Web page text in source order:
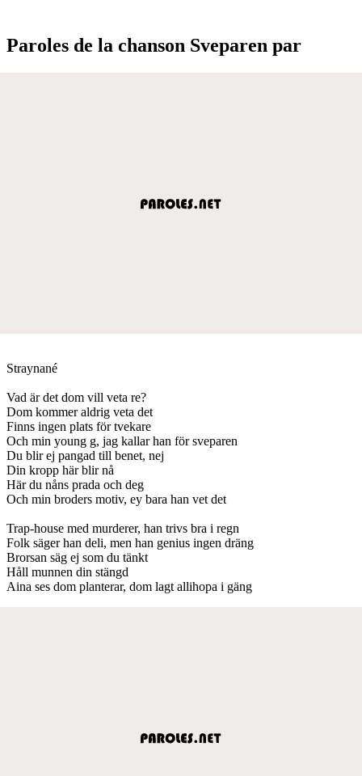
Paroles de la chanson Sveparen par
Straynané
Vad är det dom vill veta re?
Dom kommer aldrig veta det
Finns ingen plats för tvekare
Och min young g, jag kallar han för sveparen
Du blir ej pangad till benet, nej
Din kropp här blir nå
Här du nåns prada och deg
Och min broders motiv, ey bara han vet det
Trap-house med murderer, han trivs bra i regn
Folk säger han deli, men han genius ingen dräng
Brorsan säg ej som du tänkt
Håll munnen din stängd
Aina ses dom planterar, dom lagt allihopa i gäng